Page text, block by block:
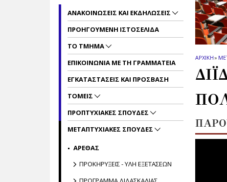
ΑΡΧΙΚΗ»
ΑΝΑΚΟΙΝΩΣΕΙΣ ΚΑΙ ΕΚΔΗΛΩΣΕΙΣ
ΠΡΟΗΓΟΥΜΕΝΗ ΙΣΤΟΣΕΛΙΔΑ
ΤΟ ΤΜΗΜΑ
ΕΠΙΚΟΙΝΩΝΙΑ ΜΕ ΤΗ ΓΡΑΜΜΑΤΕΙΑ
ΕΓΚΑΤΑΣΤΑΣΕΙΣ ΚΑΙ ΠΡΟΣΒΑΣΗ
ΤΟΜΕΙΣ
ΠΡΟΠΤΥΧΙΑΚΕΣ ΣΠΟΥΔΕΣ
ΜΕΤΑΠΤΥΧΙΑΚΕΣ ΣΠΟΥΔΕΣ
ΑΡΕΘΑΣ
ΠΡΟΚΗΡΥΞΕΙΣ - ΥΛΗ ΕΞΕΤΑΣΕΩΝ